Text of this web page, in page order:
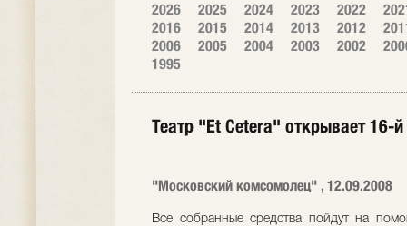
2026 2025 2024 2023 2022
2016
2015 2014 2013 2012
2006
2005 2004 2003 2002
1995
Театр "Et Сetera" открывает 16-
"Московский комсомолец" , 12.09.2008
Все собранные средства пойдут на